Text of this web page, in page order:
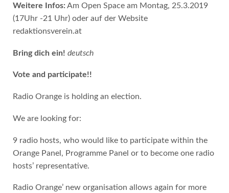
Weitere Infos: Am Open Space am Montag, 25.3.2019
(17Uhr -21 Uhr) oder auf der Website
redaktionsverein.at
Bring dich ein! deutsch
Vote and participate!!
Radio Orange is holding an election.
We are looking for:
9 radio hosts, who would like to participate within the
Orange Panel, Programme Panel or to become one radio
hosts’ representative.
Radio Orange’ new organisation allows again for more